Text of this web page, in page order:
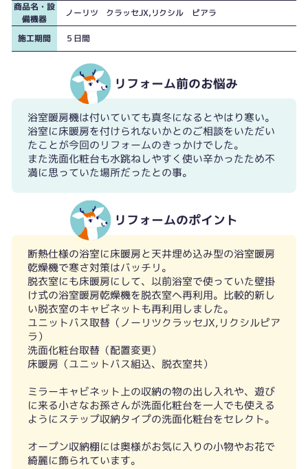
商品名・設
備機器
ノーリツ クラッセJX,リクシル ピアラ
施工期間 ５日間
リフォーム前のお悩み
浴室暖房機は付いていても真冬になるとやはり寒い。
浴室に床暖房を付けられないかとのご相談をいただい
たことが今回のリフォームのきっかけでした。
また洗面化粧台も水跳ねしやすく使い辛かったため不
満に思っていた場所だったとの事。
リフォームのポイント
断熱仕様の浴室に床暖房と天井埋め込み型の浴室暖房
乾燥機で寒さ対策はバッチリ。
脱衣室にも床暖房にして、以前浴室で使っていた壁掛
け式の浴室暖房乾燥機を脱衣室へ再利用。比較的新し
い脱衣室のキャビネットも再利用しました。
ユニットバス取替（ノーリツクラッセJX,リクシルピア
ラ）
洗面化粧台取替（配置変更）
床暖房（ユニットバス組込、脱衣室共）
ミラーキャビネット上の収納の物の出し入れや、遊び
に来る小さなお孫さんが洗面化粧台を一人でも使える
ようにステップ収納タイプの洗面化粧台をセレクト。
オープン収納棚には奥様がお気に入りの小物やお花で
綺麗に飾られています。